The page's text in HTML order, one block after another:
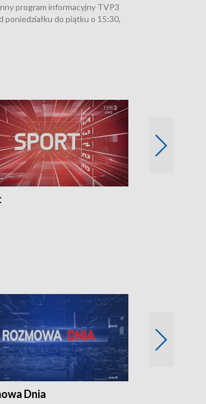
program informacyjny TVP3
poniedziałku do piątku o 15:30,
Dnia